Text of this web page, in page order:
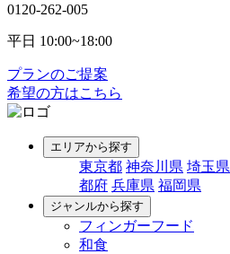
0120-262-005
平日 10:00~18:00
プランのご提案
希望の方はこちら
エリアから探す
東京都 神奈川県 埼玉県
都府 兵庫県 福岡県
ジャンルから探す
フィンガーフード
和食